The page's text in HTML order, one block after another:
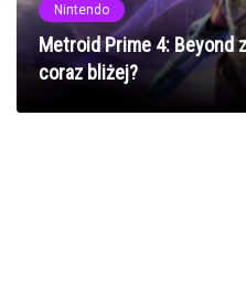
Nintendo
Metroid Prime 4: Beyond
coraz bliżej?